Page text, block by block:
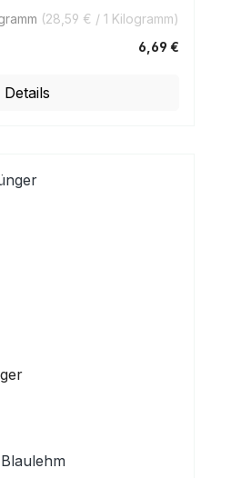
(28,59 € / 1 Kilogramm)
6,69 €
Details